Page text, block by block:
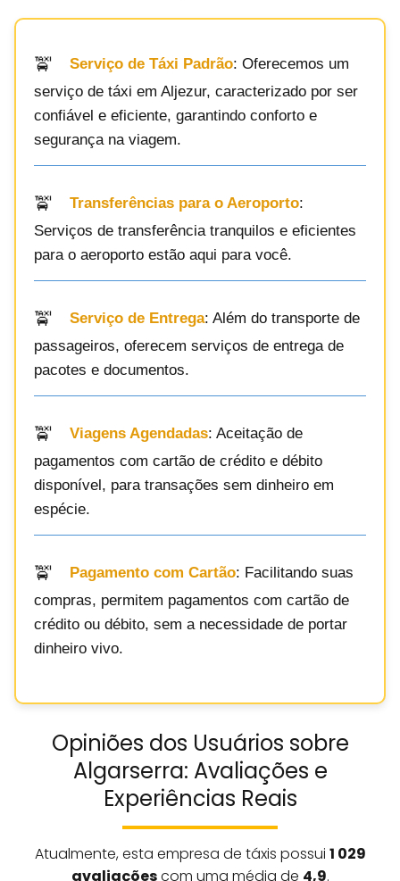
Serviço de Táxi Padrão: Oferecemos um
serviço de táxi em Aljezur, caracterizado por ser
confiável e eficiente, garantindo conforto e
segurança na viagem.
Transferências para o Aeroporto:
Serviços de transferência tranquilos e eficientes
para o aeroporto estão aqui para você.
Serviço de Entrega: Além do transporte de
passageiros, oferecem serviços de entrega de
pacotes e documentos.
Viagens Agendadas: Aceitação de
pagamentos com cartão de crédito e débito
disponível, para transações sem dinheiro em
espécie.
Pagamento com Cartão: Facilitando suas
compras, permitem pagamentos com cartão de
crédito ou débito, sem a necessidade de portar
dinheiro vivo.
Opiniões dos Usuários sobre
Algarserra: Avaliações e
Experiências Reais
Atualmente, esta empresa de táxis possui 1 029
avaliaçõescom uma média de 4,9.